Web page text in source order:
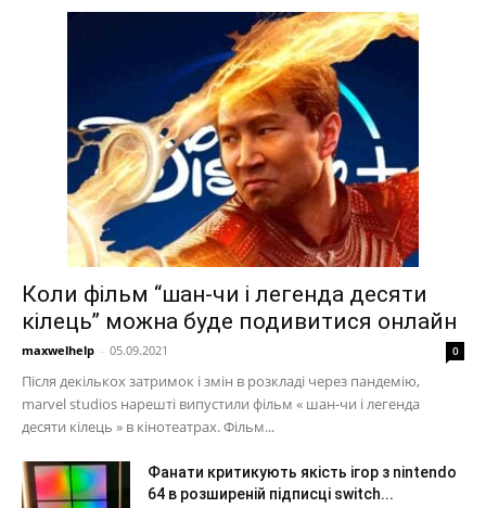
Коли фільм “шан-чи і легенда десяти
кілець” можна буде подивитися онлайн
maxwelhelp - 05.09.2021 0
Після декількох затримок і змін в розкладі через пандемію,
marvel studios нарешті випустили фільм « шан-чи і легенда
десяти кілець » в кінотеатрах. Фільм...
Фанати критикують якість ігор з nintendo
64 в розширеній підписці switch...